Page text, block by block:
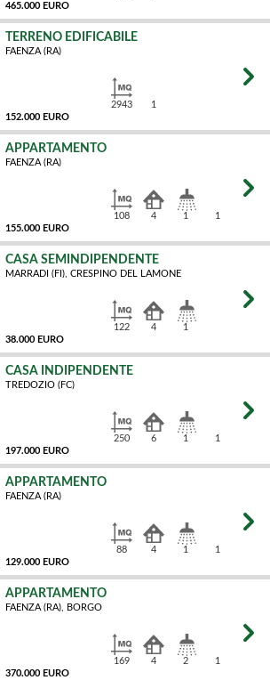
465.000 EURO
TERRENO EDIFICABILE
FAENZA (RA)
152.000 EURO
2943 1
APPARTAMENTO
FAENZA (RA)
155.000 EURO
108 4 1 1
CASA SEMINDIPENDENTE
MARRADI (FI), CRESPINO DEL LAMONE
38.000 EURO
122 4 1
CASA INDIPENDENTE
TREDOZIO (FC)
197.000 EURO
250 6 1 1
APPARTAMENTO
FAENZA (RA)
129.000 EURO
88 4 1 1
APPARTAMENTO
FAENZA (RA), BORGO
370.000 EURO
169 4 2 1